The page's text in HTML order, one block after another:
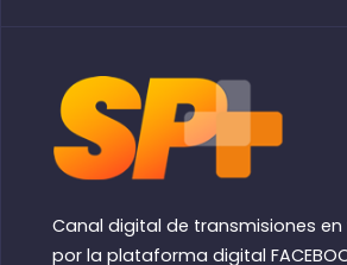
Canal digital de transmisiones
por la plataforma digital